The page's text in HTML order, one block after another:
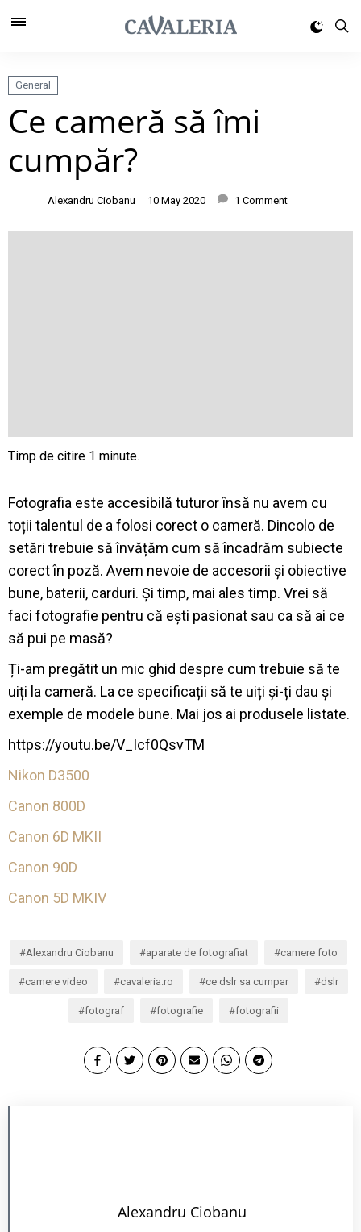
General
Ce cameră să îmi
cumpăr?
Alexandru Ciobanu 10 May 2020 1 Comment
Fotografia este accesibilă tuturor însă nu avem cu
toții talentul de a folosi corect o cameră. Dincolo de
setări trebuie să învățăm cum să încadrăm subiecte
corect în poză. Avem nevoie de accesorii și obiective
bune, baterii, carduri. Și timp, mai ales timp. Vrei să
faci fotografie pentru că ești pasionat sau ca să ai ce
să pui pe masă?
Ți-am pregătit un mic ghid despre cum trebuie să te
uiți la cameră. La ce specificații să te uiți și-ți dau și
exemple de modele bune. Mai jos ai produsele listate.
https://youtu.be/V_Icf0QsvTM
Nikon D3500
Canon 800D
Canon 6D MKII
Canon 90D
Canon 5D MKIV
Alexandru Ciobanu aparate de fotografiat camere foto
camere video cavaleria.ro ce dslr sa cumpar dslr
fotograf fotografie fotografii
Alexandru Ciobanu